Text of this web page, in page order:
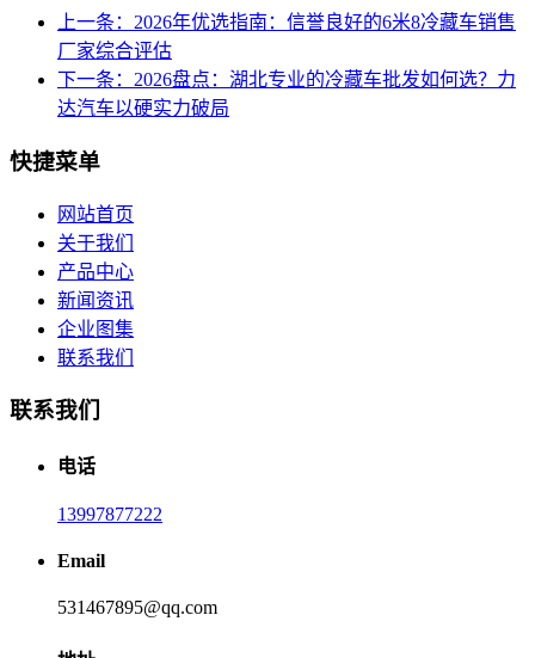
上一条：2026年优选指南：信誉良好的6米8冷藏车销售
厂家综合评估
下一条：2026盘点：湖北专业的冷藏车批发如何选？力
达汽车以硬实力破局
快捷菜单
网站首页
关于我们
产品中心
新闻资讯
企业图集
联系我们
联系我们
电话
13997877222
Email
531467895@qq.com